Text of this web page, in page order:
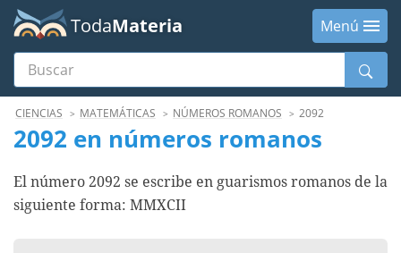
TodaMateria
Menú
Buscar
MenúCIENCIAS MATEMÁTICAS NÚMEROS ROMANOS 2092
2092 en números romanos
El número 2092 se escribe en guarismos romanos de la
siguiente forma: MMXCII